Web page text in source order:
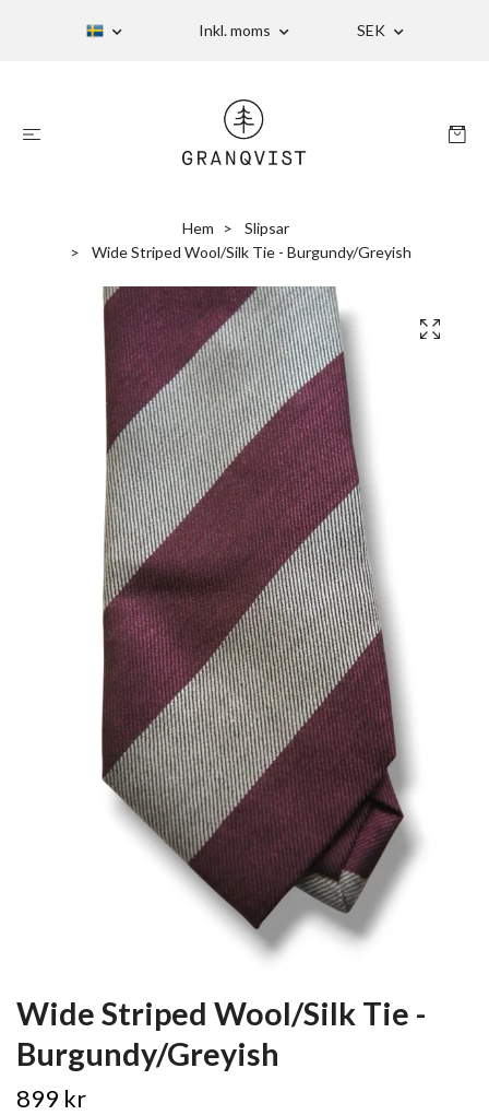
Inkl. moms SEK
Hem
Slipsar
Wide Striped Wool/Silk Tie - Burgundy/Greyish
Wide Striped Wool/Silk Tie -
Burgundy/Greyish
899 kr